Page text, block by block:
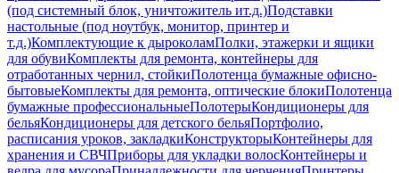
(под системный блок, уничтожитель ит.д.)Подставки
настольные (под ноутбук, монитор, принтер и
т.д.)Комплектующие к дыроколамПолки, этажерки и ящики
для обувиКомплекты для ремонта, контейнеры для
отработанных чернил, стойкиПолотенца бумажные офисно-
бытовыеКомплекты для ремонта, оптические блокиПолотенца
бумажные профессиональныеПолотерыКондиционеры для
бельяКондиционеры для детского бельяПортфолио,
расписания уроков, закладкиКонструкторыКонтейнеры для
хранения и СВЧПриборы для укладки волосКонтейнеры и